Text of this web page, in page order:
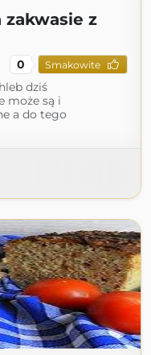
z
0 Smakowite
dziś
może są i
a do tego